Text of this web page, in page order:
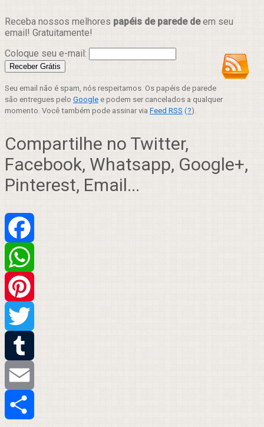
Receba nossos melhores papéis de parede deem seu
email! Gratuitamente!
Coloque seu e-mail:
Seu email não é spam, nós respeitamos. Os papéis de parede
são entregues pelo Google e podem ser cancelados a qualquer
momento. Você também pode assinar via Feed RSS (?).
Compartilhe no Twitter,
Facebook, Whatsapp, Google+,
Pinterest, Email...
Facebook
WhatsApp
Pinterest
Twitter
Tumblr
Email